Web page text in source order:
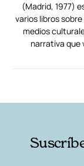
(Madrid, 1977)
varios libros
medios
narrativa que